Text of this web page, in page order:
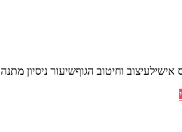
וחיטוב הגוףשיעור ניסיון מתנה